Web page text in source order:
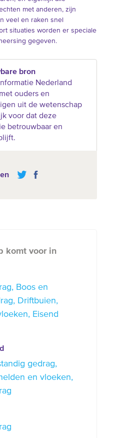
met anderen, zijn
veel en raken snel
situaties worden er speciale
gegeven.
bron
Nederland
ouders en
uit de wetenschap
voor dat deze
betrouwbaar en
komt voor in
Boos en
Driftbuien
Eisend
gedrag
en vloeken